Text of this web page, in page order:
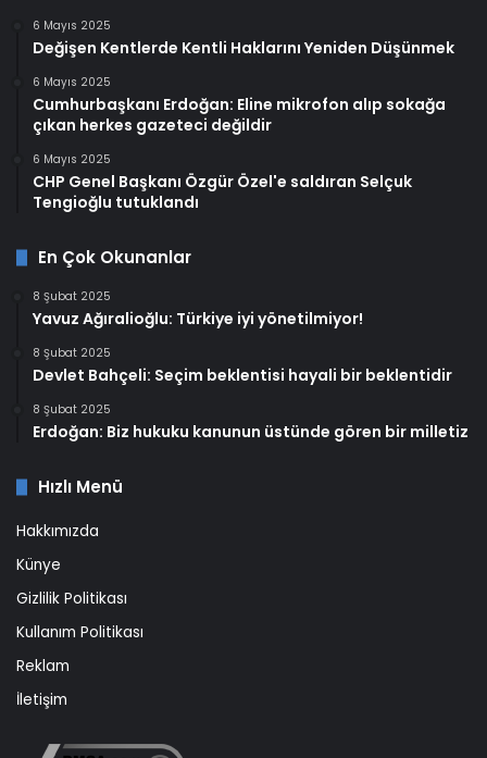
6 Mayıs 2025
Değişen Kentlerde Kentli Haklarını Yeniden Düşünmek
6 Mayıs 2025
Cumhurbaşkanı Erdoğan: Eline mikrofon alıp sokağa
çıkan herkes gazeteci değildir
6 Mayıs 2025
CHP Genel Başkanı Özgür Özel'e saldıran Selçuk
Tengioğlu tutuklandı
En Çok Okunanlar
8 Şubat 2025
Yavuz Ağıralioğlu: Türkiye iyi yönetilmiyor!
8 Şubat 2025
Devlet Bahçeli: Seçim beklentisi hayali bir beklentidir
8 Şubat 2025
Erdoğan: Biz hukuku kanunun üstünde gören bir milletiz
Hızlı Menü
Hakkımızda
Künye
Gizlilik Politikası
Kullanım Politikası
Reklam
İletişim